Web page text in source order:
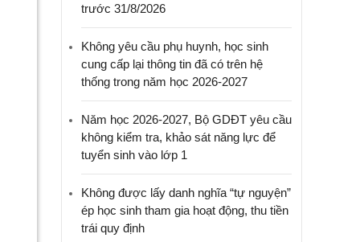
trước 31/8/2026
Không yêu cầu phụ huynh, học sinh
cung cấp lại thông tin đã có trên hệ
thống trong năm học 2026-2027
Năm học 2026-2027, Bộ GDĐT yêu cầu
không kiểm tra, khảo sát năng lực để
tuyển sinh vào lớp 1
Không được lấy danh nghĩa “tự nguyện”
ép học sinh tham gia hoạt động, thu tiền
trái quy định